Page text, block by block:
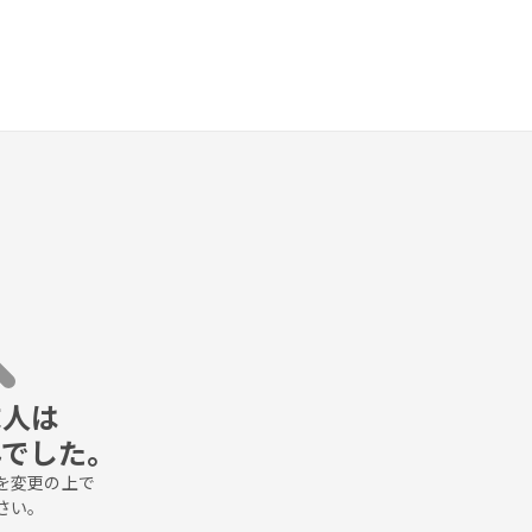
は
した。
変更の上で
。